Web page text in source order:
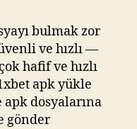
bulmak zor
ve hızlı —
hafif ve hızlı
apk yükle
apk dosyalarına
gönder